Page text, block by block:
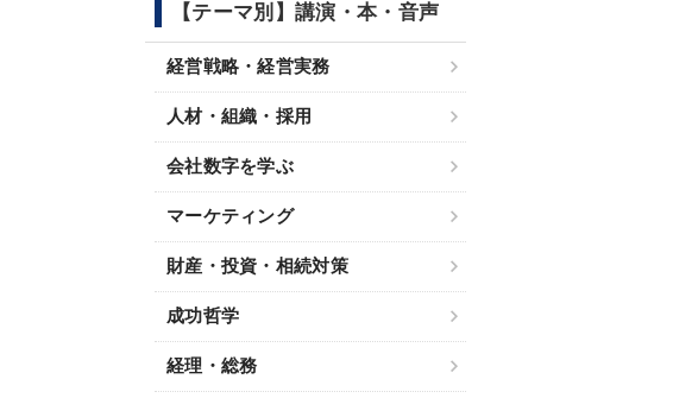
【テーマ別】講演・本・音声
経営戦略・経営実務
人材・組織・採用
会社数字を学ぶ
マーケティング
財産・投資・相続対策
成功哲学
経理・総務